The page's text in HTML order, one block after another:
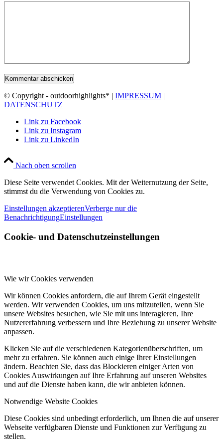
© Copyright - outdoorhighlights* | IMPRESSUM |
DATENSCHUTZ
Link zu Facebook
Link zu Instagram
Link zu LinkedIn
Nach oben scrollen
Diese Seite verwendet Cookies. Mit der Weiternutzung der Seite,
stimmst du die Verwendung von Cookies zu.
Einstellungen akzeptierenVerberge nur die
BenachrichtigungEinstellungen
Cookie- und Datenschutzeinstellungen
Wie wir Cookies verwenden
Wir können Cookies anfordern, die auf Ihrem Gerät eingestellt
werden. Wir verwenden Cookies, um uns mitzuteilen, wenn Sie
unsere Websites besuchen, wie Sie mit uns interagieren, Ihre
Nutzererfahrung verbessern und Ihre Beziehung zu unserer Website
anpassen.
Klicken Sie auf die verschiedenen Kategorienüberschriften, um
mehr zu erfahren. Sie können auch einige Ihrer Einstellungen
ändern. Beachten Sie, dass das Blockieren einiger Arten von
Cookies Auswirkungen auf Ihre Erfahrung auf unseren Websites
und auf die Dienste haben kann, die wir anbieten können.
Notwendige Website Cookies
Diese Cookies sind unbedingt erforderlich, um Ihnen die auf unserer
Webseite verfügbaren Dienste und Funktionen zur Verfügung zu
stellen.